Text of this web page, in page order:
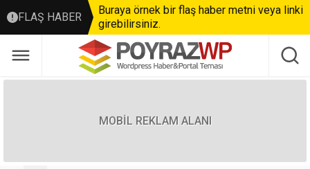
FLAŞ HABER
Buraya örnek bir flaş haber metni veya linki
girebilirsiniz.
MOBİL REKLAM ALANI